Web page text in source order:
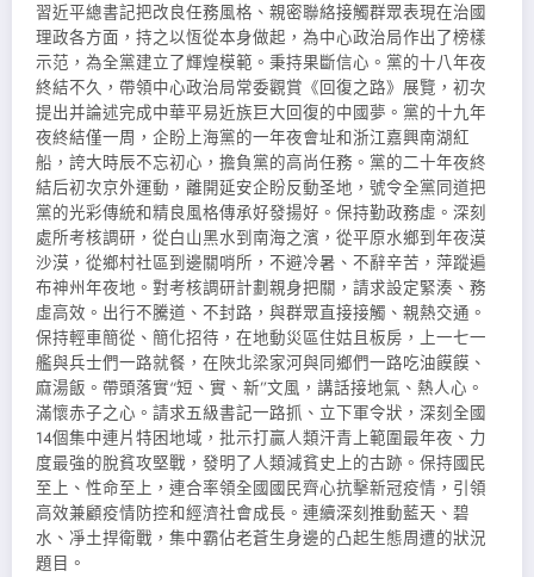
習近平總書記把改良任務風格、親密聯絡接觸群眾表現在治國
理政各方面，持之以恆從本身做起，為中心政治局作出了榜樣
示范，為全黨建立了輝煌模範。秉持果斷信心。黨的十八年夜
終結不久，帶領中心政治局常委觀賞《回復之路》展覽，初次
提出并論述完成中華平易近族巨大回復的中國夢。黨的十九年
夜終結僅一周，企盼上海黨的一年夜會址和浙江嘉興南湖紅
船，誇大時辰不忘初心，擔負黨的高尚任務。黨的二十年夜終
結后初次京外運動，離開延安企盼反動圣地，號令全黨同道把
黨的光彩傳統和精良風格傳承好發揚好。保持勤政務虛。深刻
處所考核調研，從白山黑水到南海之濱，從平原水鄉到年夜漠
沙漠，從鄉村社區到邊關哨所，不避冷暑、不辭辛苦，萍蹤遍
布神州年夜地。對考核調研計劃親身把關，請求設定緊湊、務
虛高效。出行不騰道、不封路，與群眾直接接觸、親熱交通。
保持輕車簡從、簡化招待，在地動災區住姑且板房，上一七一
艦與兵士們一路就餐，在陜北梁家河與同鄉們一路吃油饃饃、
麻湯飯。帶頭落實“短、實、新”文風，講話接地氣、熱人心。
滿懷赤子之心。請求五級書記一路抓、立下軍令狀，深刻全國
14個集中連片特困地域，批示打贏人類汗青上範圍最年夜、力
度最強的脫貧攻堅戰，發明了人類減貧史上的古跡。保持國民
至上、性命至上，連合率領全國國民齊心抗擊新冠疫情，引領
高效兼顧疫情防控和經濟社會成長。連續深刻推動藍天、碧
水、凈土捍衛戰，集中霸佔老蒼生身邊的凸起生態周遭的狀況
題目。